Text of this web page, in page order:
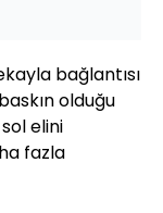
bağlantısı
olduğu
elini
fazla